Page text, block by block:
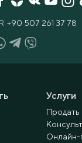
Услуги
Продать
Онлайн-
+90 507 261 37 78